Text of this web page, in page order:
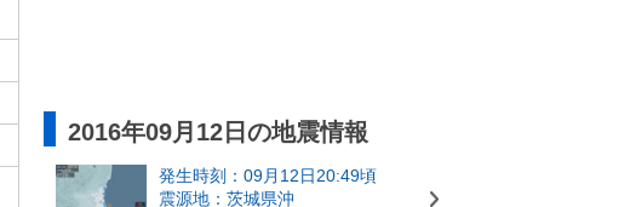
2016年09月12日の地震情報
発生時刻：09月12日20:49頃
震源地：茨城県沖